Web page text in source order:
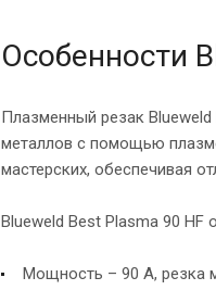
Особенности
Плазменный резак
металлов с помощью
мастерских, обеспечивая
Blueweld Best Plasma 90
Мощность – 90 А, резка